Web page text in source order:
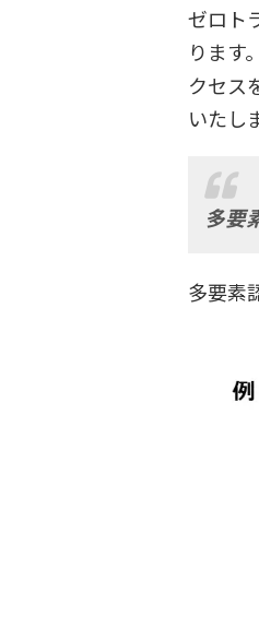
ゼロト
ります
クセス
いたし
多要
多要素